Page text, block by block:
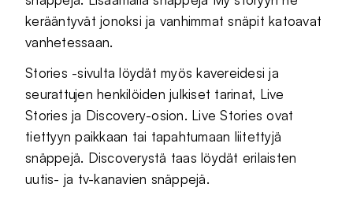
kerääntyvät jonoksi ja vanhimmat snäpit katoavat
vanhetessaan.
Stories -sivulta löydät myös kavereidesi ja
seurattujen henkilöiden julkiset tarinat, Live
Stories ja Discovery-osion. Live Stories ovat
tiettyyn paikkaan tai tapahtumaan liitettyjä
snäppejä. Discoverystä taas löydät erilaisten
uutis- ja tv-kanavien snäppejä.